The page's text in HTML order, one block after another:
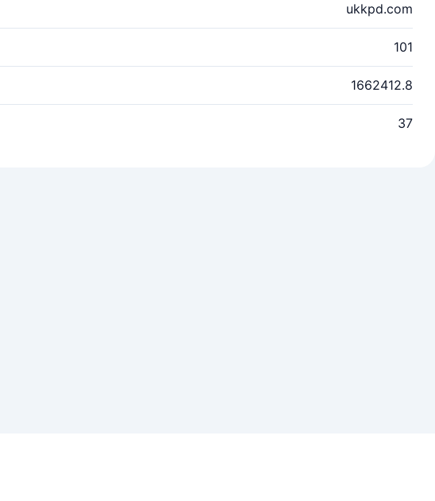
ukkpd.com
101
1662412.8
37